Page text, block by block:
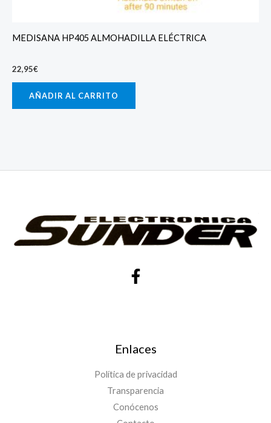
MEDISANA HP405 ALMOHADILLA ELÉCTRICA
22,95€
AÑADIR AL CARRITO
Enlaces
Política de privacidad
Transparencia
Conócenos